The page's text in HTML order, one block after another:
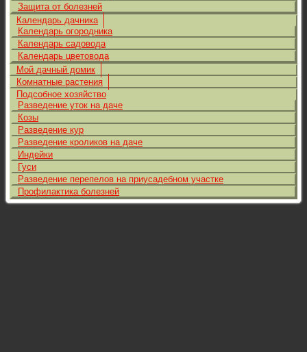
Защита от болезней
Календарь дачника
Календарь огородника
Календарь садовода
Календарь цветовода
Мой дачный домик
Комнатные растения
Подсобное хозяйство
Разведение уток на даче
Козы
Разведение кур
Разведение кроликов на даче
Индейки
Гуси
Разведение перепелов на приусадебном участке
Профилактика болезней